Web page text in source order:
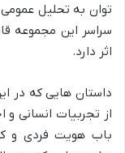
توان به تحلیل
سراسر این مجموعه
اثر دارد.
داستان هایی که در
از تجربیات انسانی و
باب هویت فردی و